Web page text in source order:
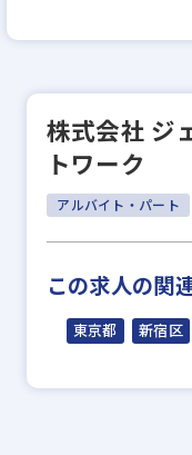
株式会社 ジ
トワーク
アルバイト・パート
この求人の関
東京都 新宿区